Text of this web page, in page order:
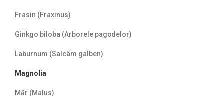
Frasin (Fraxinus)
Ginkgo biloba (Arborele pagodelor)
Laburnum (Salcâm galben)
Magnolia
Măr (Malus)